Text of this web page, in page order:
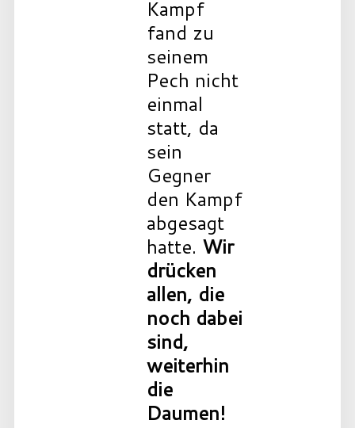
Kampf
fand zu
seinem
Pech nicht
einmal
statt, da
sein
Gegner
den Kampf
abgesagt
hatte. Wir
drücken
allen, die
noch dabei
sind,
weiterhin
die
Daumen!